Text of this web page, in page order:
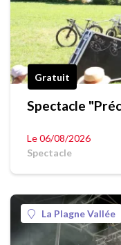
Gratuit
Spectacle
Le 06/08/2026
Spectacle
La Plagne Vallée